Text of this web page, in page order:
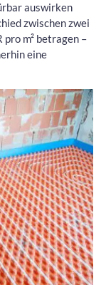
auswirken
zwischen zwei
m² betragen –
eine